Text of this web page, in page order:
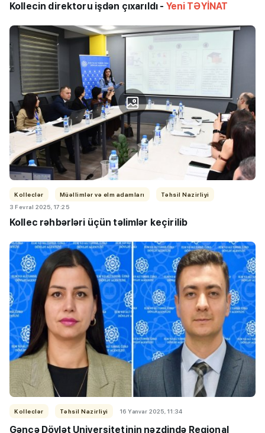
Kollecin direktoru işdən çıxarıldı - Yeni TƏYİNAT
Kolleclər Müəllimlər və elm adamları
Təhsil Nazirliyi
3 Fevral 2025, 17:25
Kollec rəhbərləri üçün təlimlər keçirilib
Kolleclər Təhsil Nazirliyi 16 Yanvar 2025, 11:34
Gəncə Dövlət Universitetinin nəzdində Regional